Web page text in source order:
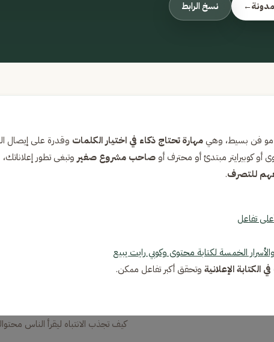
← نسخ الرابط
مو فن بسيط، وهي مهارة تحتاج ذكاء في اختيار الكلمات وقدرة على إيصال
كوبيرايتر مبتدئ أو محترف أو صاحب مشروع صغير وتبغى تطور إعلاناتك،
للتصرف.
الخمسة لكتابة محتوى وكوبي رايت يبيع
الكتابة الإعلانية وتحقق أكبر تفاعل ممكن.